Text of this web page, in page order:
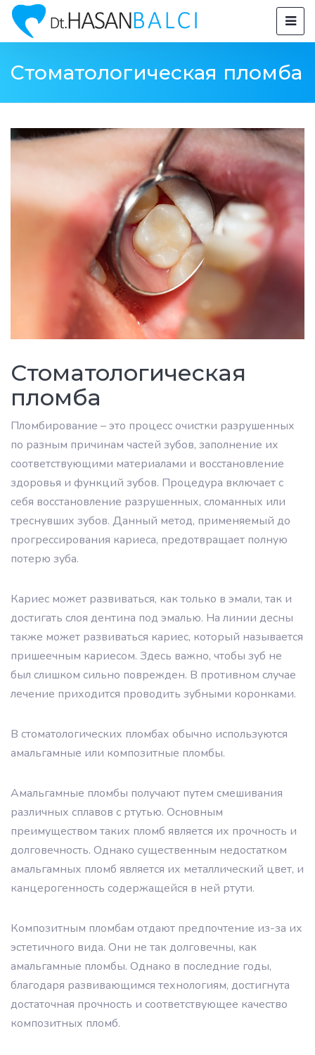
Стоматологическая пломба
Стоматологическая
пломба
Пломбирование – это процесс очистки разрушенных
по разным причинам частей зубов, заполнение их
соответствующими материалами и восстановление
здоровья и функций зубов. Процедура включает с
себя восстановление разрушенных, сломанных или
треснувших зубов. Данный метод, применяемый до
прогрессирования кариеса, предотвращает полную
потерю зуба.
Кариес может развиваться, как только в эмали, так и
достигать слоя дентина под эмалью. На линии десны
также может развиваться кариес, который называется
пришеечным кариесом. Здесь важно, чтобы зуб не
был слишком сильно поврежден. В противном случае
лечение приходится проводить зубными коронками.
В стоматологических пломбах обычно используются
амальгамные или композитные пломбы.
Амальгамные пломбы получают путем смешивания
различных сплавов с ртутью. Основным
преимуществом таких пломб является их прочность и
долговечность. Однако существенным недостатком
амальгамных пломб является их металлический цвет, и
канцерогенность содержащейся в ней ртути.
Композитным пломбам отдают предпочтение из-за их
эстетичного вида. Они не так долговечны, как
амальгамные пломбы. Однако в последние годы,
благодаря развивающимся технологиям, достигнута
достаточная прочность и соответствующее качество
композитных пломб.